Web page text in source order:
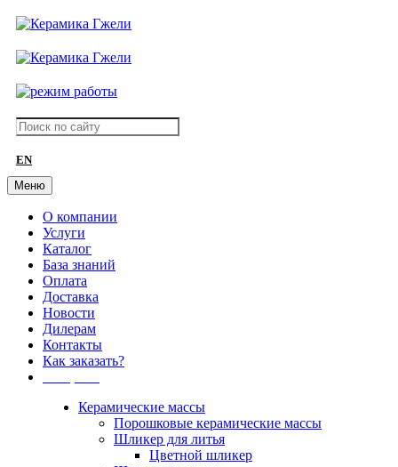
EN
Меню
О компании
Услуги
Каталог
База знаний
Оплата
Доставка
Новости
Дилерам
Контакты
Как заказать?
Керамические массы
Порошковые керамические массы
Шликер для литья
Цветной шликер